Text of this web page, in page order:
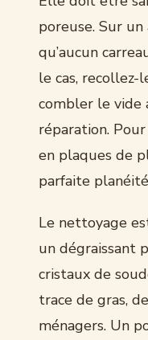
poreuse. Sur un
qu’aucun
le cas,
combler le vide
réparation.
en plaques de
parfaite
Le nettoyage
un dégraissant
cristaux de
trace de gras,
ménagers. Un